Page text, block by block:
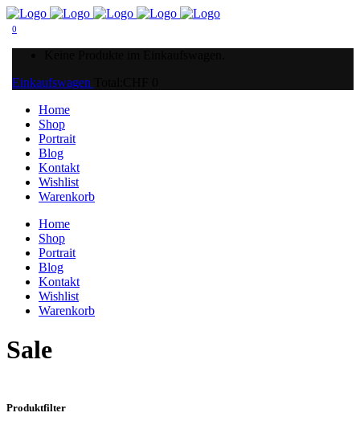
0
Einkaufswagen
Home
Shop
Portrait
Blog
Kontakt
Wishlist
Warenkorb
Home
Shop
Portrait
Blog
Kontakt
Wishlist
Warenkorb
Sale
Produktfilter